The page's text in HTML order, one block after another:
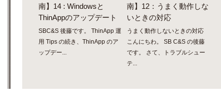
南】14 : Windowsと
ThinAppのアップデート
SBC&S 後藤です。 ThinApp 運
用 Tips の続き、ThinApp のア
ップデー...
南】12：うまく動作しな
いときの対応
うまく動作しないときの対応
こんにちわ。 SB C&S の後藤
です。 さて、トラブルシュー
テ...